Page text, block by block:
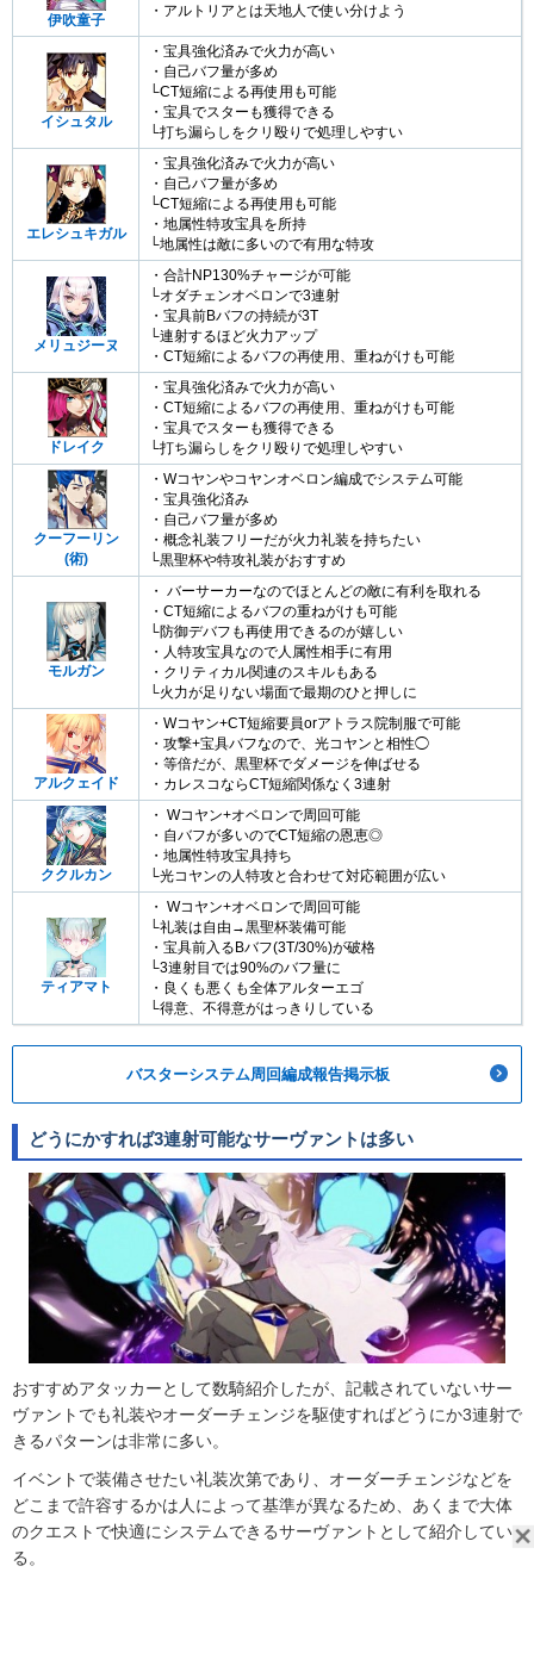
伊吹童子
・アルトリアとは天地人で使い分けよう
イシュタル
・宝具強化済みで火力が高い
・自己バフ量が多め
└CT短縮による再使用も可能
・宝具でスターも獲得できる
└打ち漏らしをクリ殴りで処理しやすい
エレシュキガル
・宝具強化済みで火力が高い
・自己バフ量が多め
└CT短縮による再使用も可能
・地属性特攻宝具を所持
└地属性は敵に多いので有用な特攻
メリュジーヌ
・合計NP130%チャージが可能
└オダチェンオベロンで3連射
・宝具前Bバフの持続が3T
└連射するほど火力アップ
・CT短縮によるバフの再使用、重ねがけも可能
ドレイク
・宝具強化済みで火力が高い
・CT短縮によるバフの再使用、重ねがけも可能
・宝具でスターも獲得できる
└打ち漏らしをクリ殴りで処理しやすい
クーフーリン
(術)
・Wコヤンやコヤンオベロン編成でシステム可能
・宝具強化済み
・自己バフ量が多め
・概念礼装フリーだが火力礼装を持ちたい
└黒聖杯や特攻礼装がおすすめ
モルガン
・ バーサーカーなのでほとんどの敵に有利を取れる
・CT短縮によるバフの重ねがけも可能
└防御デバフも再使用できるのが嬉しい
・人特攻宝具なので人属性相手に有用
・クリティカル関連のスキルもある
└火力が足りない場面で最期のひと押しに
アルクェイド
・Wコヤン+CT短縮要員orアトラス院制服で可能
・攻撃+宝具バフなので、光コヤンと相性◯
・等倍だが、黒聖杯でダメージを伸ばせる
・カレスコならCT短縮関係なく3連射
ククルカン
・ Wコヤン+オベロンで周回可能
・自バフが多いのでCT短縮の恩恵◎
・地属性特攻宝具持ち
└光コヤンの人特攻と合わせて対応範囲が広い
ティアマト
・ Wコヤン+オベロンで周回可能
└礼装は自由→黒聖杯装備可能
・宝具前入るBバフ(3T/30%)が破格
└3連射目では90%のバフ量に
・良くも悪くも全体アルターエゴ
└得意、不得意がはっきりしている
バスターシステム周回編成報告掲示板
どうにかすれば3連射可能なサーヴァントは多い
おすすめアタッカーとして数騎紹介したが、記載されていないサー
ヴァントでも礼装やオーダーチェンジを駆使すればどうにか3連射で
きるパターンは非常に多い。
イベントで装備させたい礼装次第であり、オーダーチェンジなどを
どこまで許容するかは人によって基準が異なるため、あくまで大体
のクエストで快適にシステムできるサーヴァントとして紹介してい
る。